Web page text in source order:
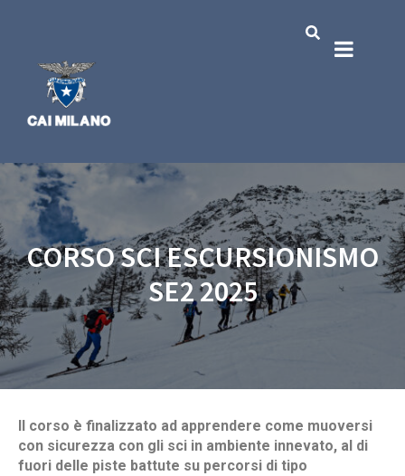
CORSO SCI ESCURSIONISMO
SE2 2025
Il corso è finalizzato ad apprendere come muoversi
con sicurezza con gli sci in ambiente innevato, al di
fuori delle piste battute su percorsi di tipo